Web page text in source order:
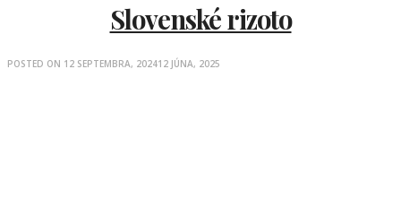
Slovenské rizoto
POSTED ON 12 SEPTEMBRA, 202412 JÚNA, 2025